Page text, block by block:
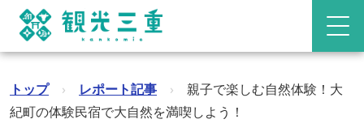
トップ › レポート記事 ›
親子で楽しむ自然体験！大
紀町の体験民宿で大自然を満喫しよう！